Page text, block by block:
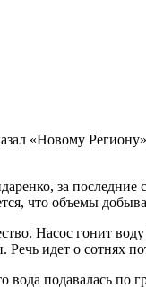
«Новому
за
что объемы
Насос гонит
идет о сотнях
подавалась по